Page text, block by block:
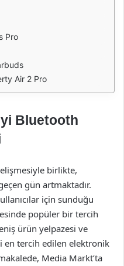
Pro
Air 2 Pro
Bluetooth
birlikte,
gün artmaktadır.
için sunduğu
popüler bir tercih
ürün yelpazesi ve
en tercih edilen elektronik
Media Markt’ta